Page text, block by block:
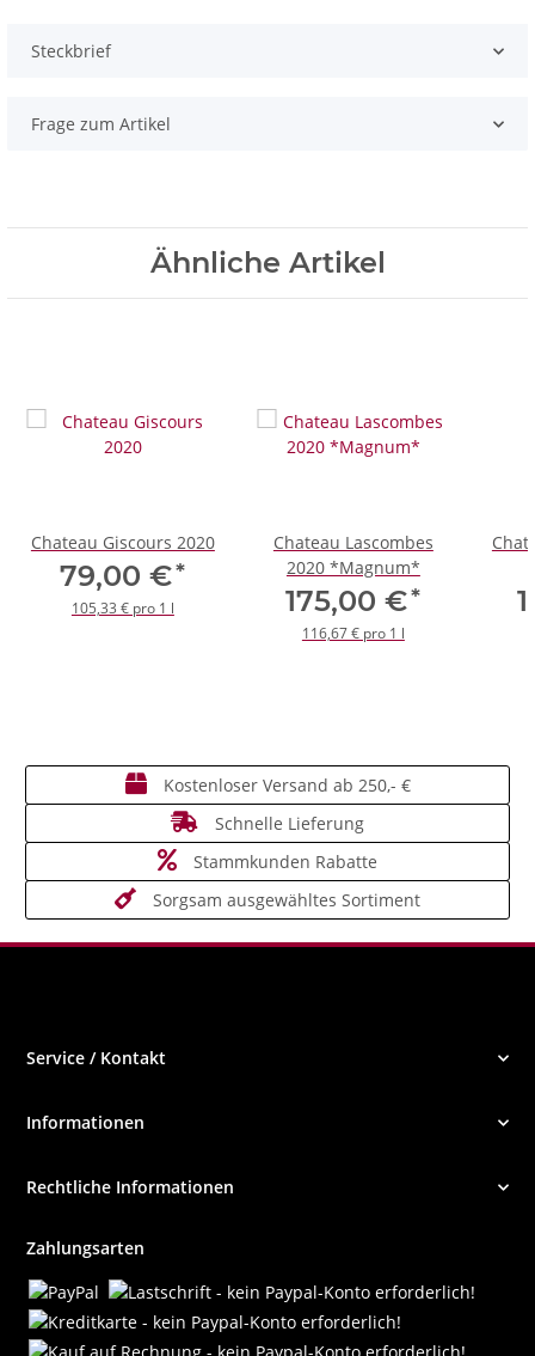
Steckbrief
Frage zum Artikel
Ähnliche Artikel
Chateau Giscours 2020
79,00 €*
105,33 € pro 1 l
Chateau Lascombes
2020 *Magnum*
175,00 €*
116,67 € pro 1 l
Kostenloser Versand ab 250,- €
Schnelle Lieferung
Stammkunden Rabatte
Sorgsam ausgewähltes Sortiment
Service / Kontakt
Informationen
Rechtliche Informationen
Zahlungsarten